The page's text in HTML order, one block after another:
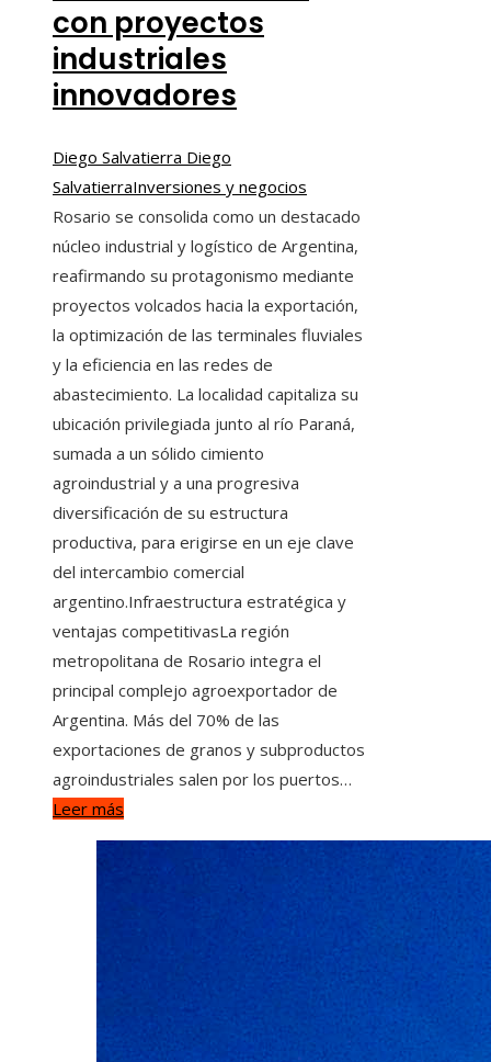
con proyectos
industriales
innovadores
Diego Salvatierra Diego
SalvatierraInversiones y negocios
Rosario se consolida como un destacado
núcleo industrial y logístico de Argentina,
reafirmando su protagonismo mediante
proyectos volcados hacia la exportación,
la optimización de las terminales fluviales
y la eficiencia en las redes de
abastecimiento. La localidad capitaliza su
ubicación privilegiada junto al río Paraná,
sumada a un sólido cimiento
agroindustrial y a una progresiva
diversificación de su estructura
productiva, para erigirse en un eje clave
del intercambio comercial
argentino.Infraestructura estratégica y
ventajas competitivasLa región
metropolitana de Rosario integra el
principal complejo agroexportador de
Argentina. Más del 70% de las
exportaciones de granos y subproductos
agroindustriales salen por los puertos…
Leer más